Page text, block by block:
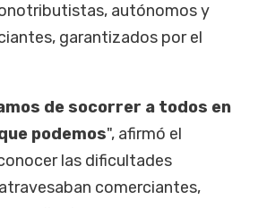
autónomos y
garantizados por el
de socorrer a todos en
podemos", afirmó el
las dificultades
comerciantes,